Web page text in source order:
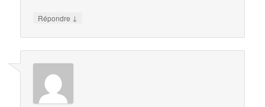
Répondre ↓